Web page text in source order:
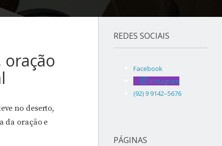
no deserto,
da oração e
REDES SOCIAIS
Facebook
Instagram
(92) 9 9142–5676
PÁGINAS